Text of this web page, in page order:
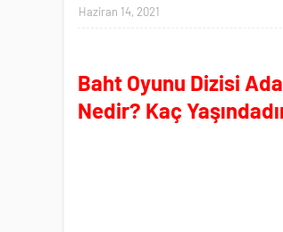
Haziran 14, 2021
Baht Oyunu Dizisi
Nedir? Kaç